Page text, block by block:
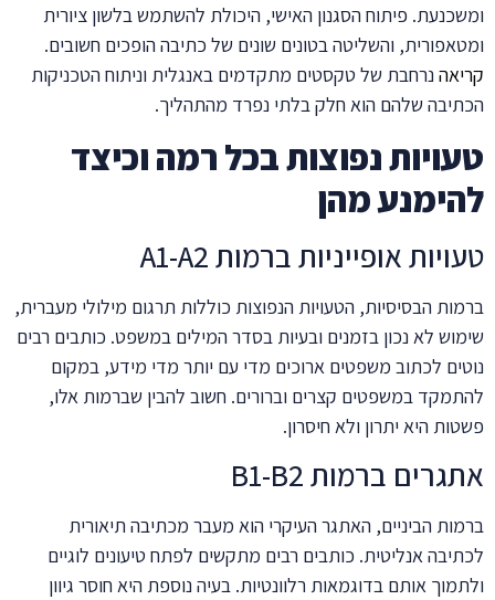
ומשכנעת. פיתוח הסגנון האישי, היכולת להשתמש בלשון ציורית
ומטאפורית, והשליטה בטונים שונים של כתיבה הופכים חשובים.
קריאה נרחבת של טקסטים מתקדמים באנגלית וניתוח הטכניקות
הכתיבה שלהם הוא חלק בלתי נפרד מהתהליך.
טעויות נפוצות בכל רמה וכיצד
להימנע מהן
טעויות אופייניות ברמות A1-A2
ברמות הבסיסיות, הטעויות הנפוצות כוללות תרגום מילולי מעברית,
שימוש לא נכון בזמנים ובעיות בסדר המילים במשפט. כותבים רבים
נוטים לכתוב משפטים ארוכים מדי עם יותר מדי מידע, במקום
להתמקד במשפטים קצרים וברורים. חשוב להבין שברמות אלו,
פשטות היא יתרון ולא חיסרון.
אתגרים ברמות B1-B2
ברמות הביניים, האתגר העיקרי הוא מעבר מכתיבה תיאורית
לכתיבה אנליטית. כותבים רבים מתקשים לפתח טיעונים לוגיים
ולתמוך אותם בדוגמאות רלוונטיות. בעיה נוספת היא חוסר גיוון